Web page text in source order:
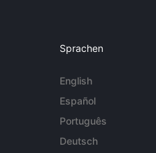
Sprachen
English
Español
Português
Deutsch